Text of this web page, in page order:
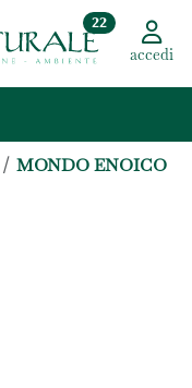
22
accedi
MONDO ENOICO